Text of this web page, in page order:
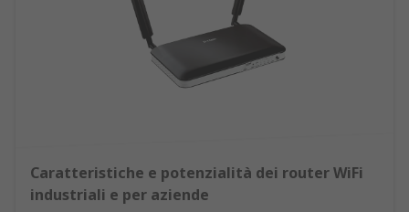
Caratteristiche e potenzialità dei router WiFi
industriali e per aziende